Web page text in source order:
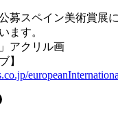
募スペイン美術賞展
ます。
アクリル画
】